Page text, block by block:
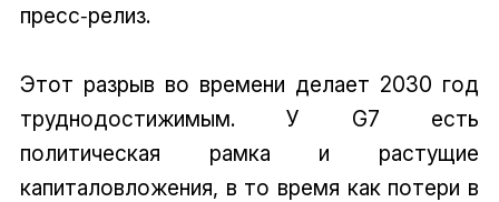
пресс‑релиз.
Этот разрыв во времени делает 2030 год
труднодостижимым. У G7 есть
политическая рамка и растущие
капиталовложения, в то время как потери в